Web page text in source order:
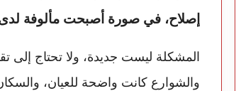
إصلاح، في صورة أصبحت مألوفة
المشكلة ليست جديدة، ولا تحتاج إلى
والشوارع كانت واضحة للعيان،